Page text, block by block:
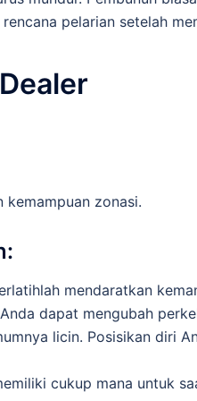
pelarian setelah
kemampuan zonasi.
mendaratkan
dapat mengubah
licin. Posisikan diri
cukup mana untuk